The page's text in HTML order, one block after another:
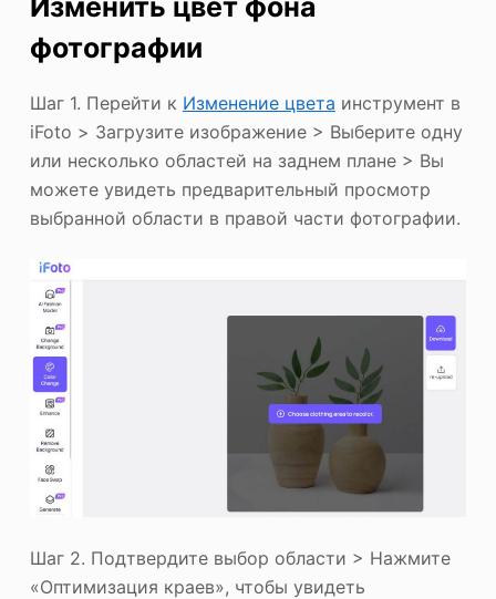
Изменить цвет фона
фотографии
Шаг 1. Перейти к Изменение цвета инструмент в
iFoto > Загрузите изображение > Выберите одну
или несколько областей на заднем плане > Вы
можете увидеть предварительный просмотр
выбранной области в правой части фотографии.
Шаг 2. Подтвердите выбор области > Нажмите
«Оптимизация краев», чтобы увидеть